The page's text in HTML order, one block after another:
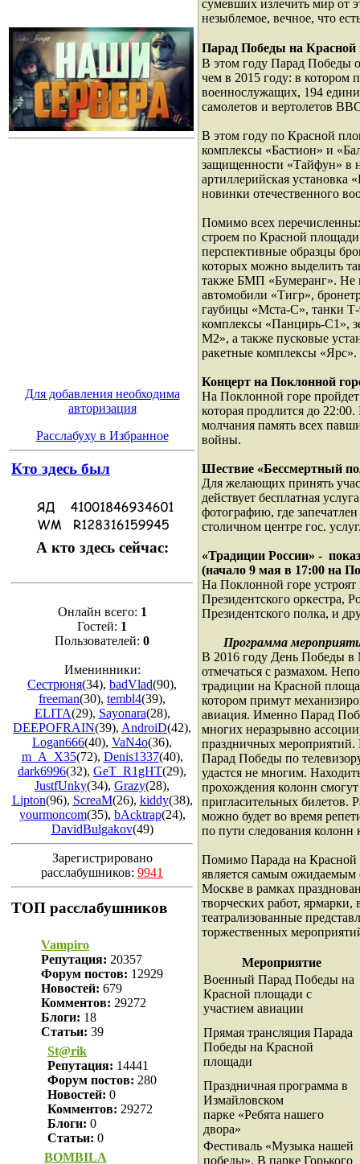
Для добавления необходима
авторизация
Расслабуху в Избранное
Кто здесь был
А кто здесь сейчас:
Онлайн всего: 1
Гостей: 1
Пользователей: 0
Именинники:
Сестрюня(34), badVlad(90),
freeman(30), tembl4(39),
ELITA(29), Sayonara(28),
DEEPOFRAIN(39), AndroiD(42),
Logan666(40), VaN4o(36),
m_A_X35(72), Denis1337(40),
dark6996(32), GeT_R1gHT(29),
JustfUnky(34), Grazy(28),
Lipton(96), ScreaM(26), kiddy(38),
yourmoncom(35), bAcktrap(24),
DavidBulgakov(49)
Зарегистрировано
расслабушников: 9941
ТОП расслабушников
Vampiro
Репутация: 20357
Форум постов: 12929
Новостей: 679
Комментов: 29272
Блоги: 18
Статьи: 39
St@rik
Репутация: 14441
Форум постов: 280
Новостей: 0
Комментов: 29272
Блоги: 0
Статьи: 0
BOMBILA
сумевших излечить мир от
незыблемое, вечное, что
Парад Победы на
В этом году Парад Победы
чем в 2015 году: в котором
военнослужащих, 194
самолетов и вертолетов
В этом году по Красной
комплексы «Бастион» и
защищенности «Тайфун» в
артиллерийская установка
новинки отечественного
Помимо всех
строем по Красной
перспективные образцы
которых можно выделить
также БМП «Бумеранг». Не
автомобили «Тигр»,
гаубицы «Мста-С», танки
комплексы «Панцирь-С1»,
М2», а также пусковые
ракетные комплексы «Ярс».
Концерт на Поклонной
На Поклонной горе
которая продлится до
молчания память всех
войны.
Шествие «Бессмертный
Для желающих принять
действует бесплатная
фотографию, где
столичном центре гос.
«Традиции России» -
(начало 9 мая в 17:00 на
На Поклонной горе
Президентского оркестра,
Президентского полка, и
Программа
В 2016 году День Победы в
отмечаться с размахом.
традиции на Красной
котором примут
авиация. Именно Парад
многих неразрывно
праздничных
Парад Победы по
удастся не многим.
прохождения колонн
пригласительных билетов.
можно будет во время
по пути следования
Помимо Парада на Красной
является самым
Москве в рамках
творческих работ,
театрализованные
торжественных
Мероприятие
Военный Парад Победы на
Красной площади с
участием авиации
Прямая трансляция Парада
Победы на Красной
площади
Праздничная программа в
Измайловском
парке «Ребята нашего
двора»
Фестиваль «Музыка нашей
победы». В парке Горького